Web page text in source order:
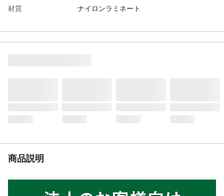
材質
ナイロンラミネート
ます。2フードを両手で持ち上下に振って中
になるべくたくさんの空気を入れます。3フ
商品説明